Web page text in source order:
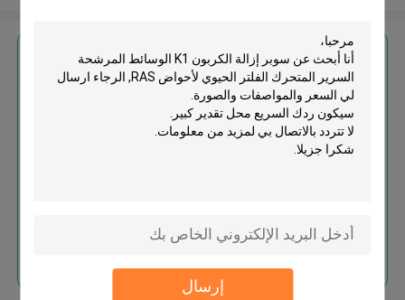
إرسال
احصل على افضل سعر ل
المرشحة السرير المتحرك الفلتر
استمر